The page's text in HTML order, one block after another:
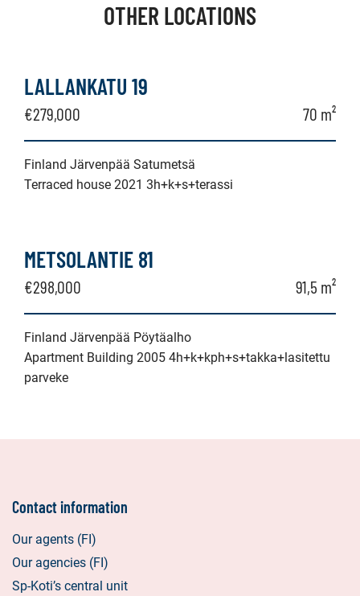
OTHER LOCATIONS
LALLANKATU 19
€279,000 70 m²
Finland Järvenpää Satumetsä
Terraced house 2021 3h+k+s+terassi
METSOLANTIE 81
€298,000 91,5 m²
Finland Järvenpää Pöytäalho
Apartment Building 2005 4h+k+kph+s+takka+lasitettu
parveke
Contact information
Our agents (FI)
Our agencies (FI)
Sp-Koti’s central unit